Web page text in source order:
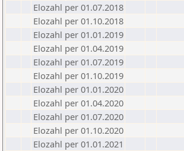
Elozahl per 01.07.2018
Elozahl per 01.10.2018
Elozahl per 01.01.2019
Elozahl per 01.04.2019
Elozahl per 01.07.2019
Elozahl per 01.10.2019
Elozahl per 01.01.2020
Elozahl per 01.04.2020
Elozahl per 01.07.2020
Elozahl per 01.10.2020
Elozahl per 01.01.2021